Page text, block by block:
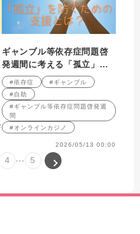
ギャンブル等依存症問題啓
発週間に考える「孤立」を
防ぐための支援
#依存症
#ギャンブル
#自助
#ギャンブル等依存症問題啓発週
間
#オンラインカジノ
2026/05/13 00:00
4 5